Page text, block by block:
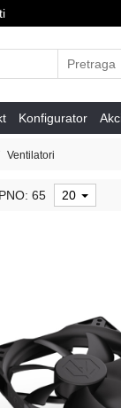
Konfigurator
Ventilatori
65 20